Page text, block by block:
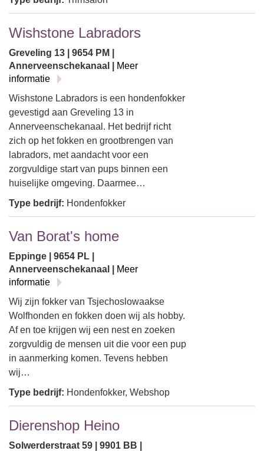
Wishstone Labradors
Greveling 13 | 9654 PM |
Annerveenschekanaal |
Meer
informatie
Wishstone Labradors is een hondenfokker
gevestigd aan Greveling 13 in
Annerveenschekanaal. Het bedrijf richt
zich op het fokken en grootbrengen van
labradors, met aandacht voor een
zorgvuldige start van pups binnen een
huiselijke omgeving. Daarmee…
Type bedrijf: Hondenfokker
Van Borat's home
Eppinge | 9654 PL |
Annerveenschekanaal |
Meer
informatie
Wij zijn fokker van Tsjechoslowaakse
Wolfhonden en fokken doen wij als hobby.
Af en toe krijgen wij een nest en zoeken
zorgvuldig de mensen uit die voor een pup
in aanmerking komen. Tevens hebben
wij…
Type bedrijf: Hondenfokker, Webshop
Dierenshop Heino
Solwerderstraat 59 | 9901 BB |